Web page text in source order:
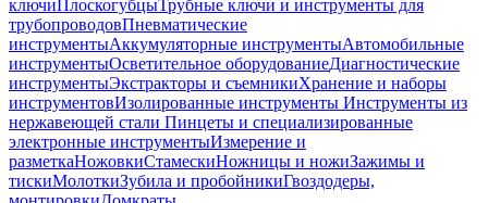
ключиПлоскогубцыТрубные ключи и инструменты для
трубопроводовПневматические
инструментыАккумуляторные инструментыАвтомобильные
инструментыОсветительное оборудованиеДиагностические
инструментыЭкстракторы и съемникиХранение и наборы
инструментовИзолированные инструменты Инструменты из
нержавеющей стали Пинцеты и специализированные
электронные инструментыИзмерение и
разметкаНожовкиСтамескиНожницы и ножиЗажимы и
тискиМолоткиЗубила и пробойникиГвоздодеры,